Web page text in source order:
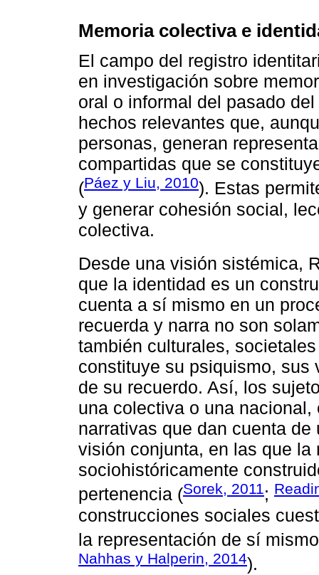
Memoria colectiva e
El campo del registro
en investigación sobre
oral o informal del pasado
hechos relevantes que,
personas, generan
compartidas que se
(Páez y Liu, 2010). Estas
y generar cohesión social,
colectiva.
Desde una visión sistémica,
que la identidad es un
cuenta a sí mismo en un
recuerda y narra no son
también culturales,
constituye su psiquismo, sus
de su recuerdo. Así, los
una colectiva o una
narrativas que dan cuenta
visión conjunta, en las que
sociohistóricamente
pertenencia (Sorek, 2011;
construcciones sociales
la representación de sí
Nahhas y Halperin, 2014).